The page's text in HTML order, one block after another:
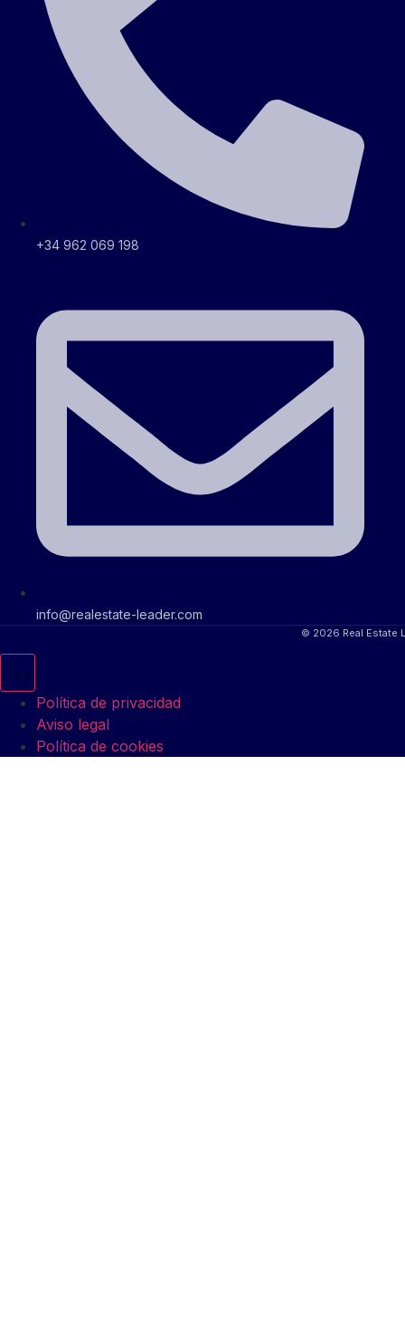
+34 962 069 198
info@realestate-leader.com
© 2026 Real Estate
Política de privacidad
Aviso legal
Política de cookies